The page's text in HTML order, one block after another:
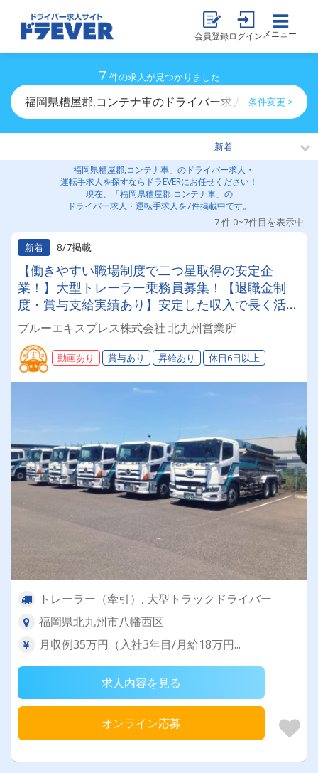
会員登録ログイン メニュー
7 件の求人が見つかりました
福岡県糟屋郡,コンテナ車のドライバー求人・運転手求人
条件変更 >
「福岡県糟屋郡,コンテナ車」のドライバー求人・
運転手求人を探すならドラEVERにお任せください！
現在、「福岡県糟屋郡,コンテナ車」の
ドライバー求人・運転手求人を7件掲載中です。
7 件 0~7件目を表示中
新着
8/7掲載
【働きやすい職場制度で二つ星取得の安定企
業！】大型トレーラー乗務員募集！【退職金制
度・賞与支給実績あり】安定した収入で長く活躍
できる環境です◎運行管理も徹底！無理な運行は
無く、週休二日制でしっかり休める♪
ブルーエキスプレス株式会社 北九州営業所
動画あり 賞与あり 昇給あり 休日6日以上
トレーラー（牽引）, 大型トラックドライバー
福岡県北九州市八幡西区
月収例35万円（入社3年目/月給18万円...
求人内容を見る
オンライン応募